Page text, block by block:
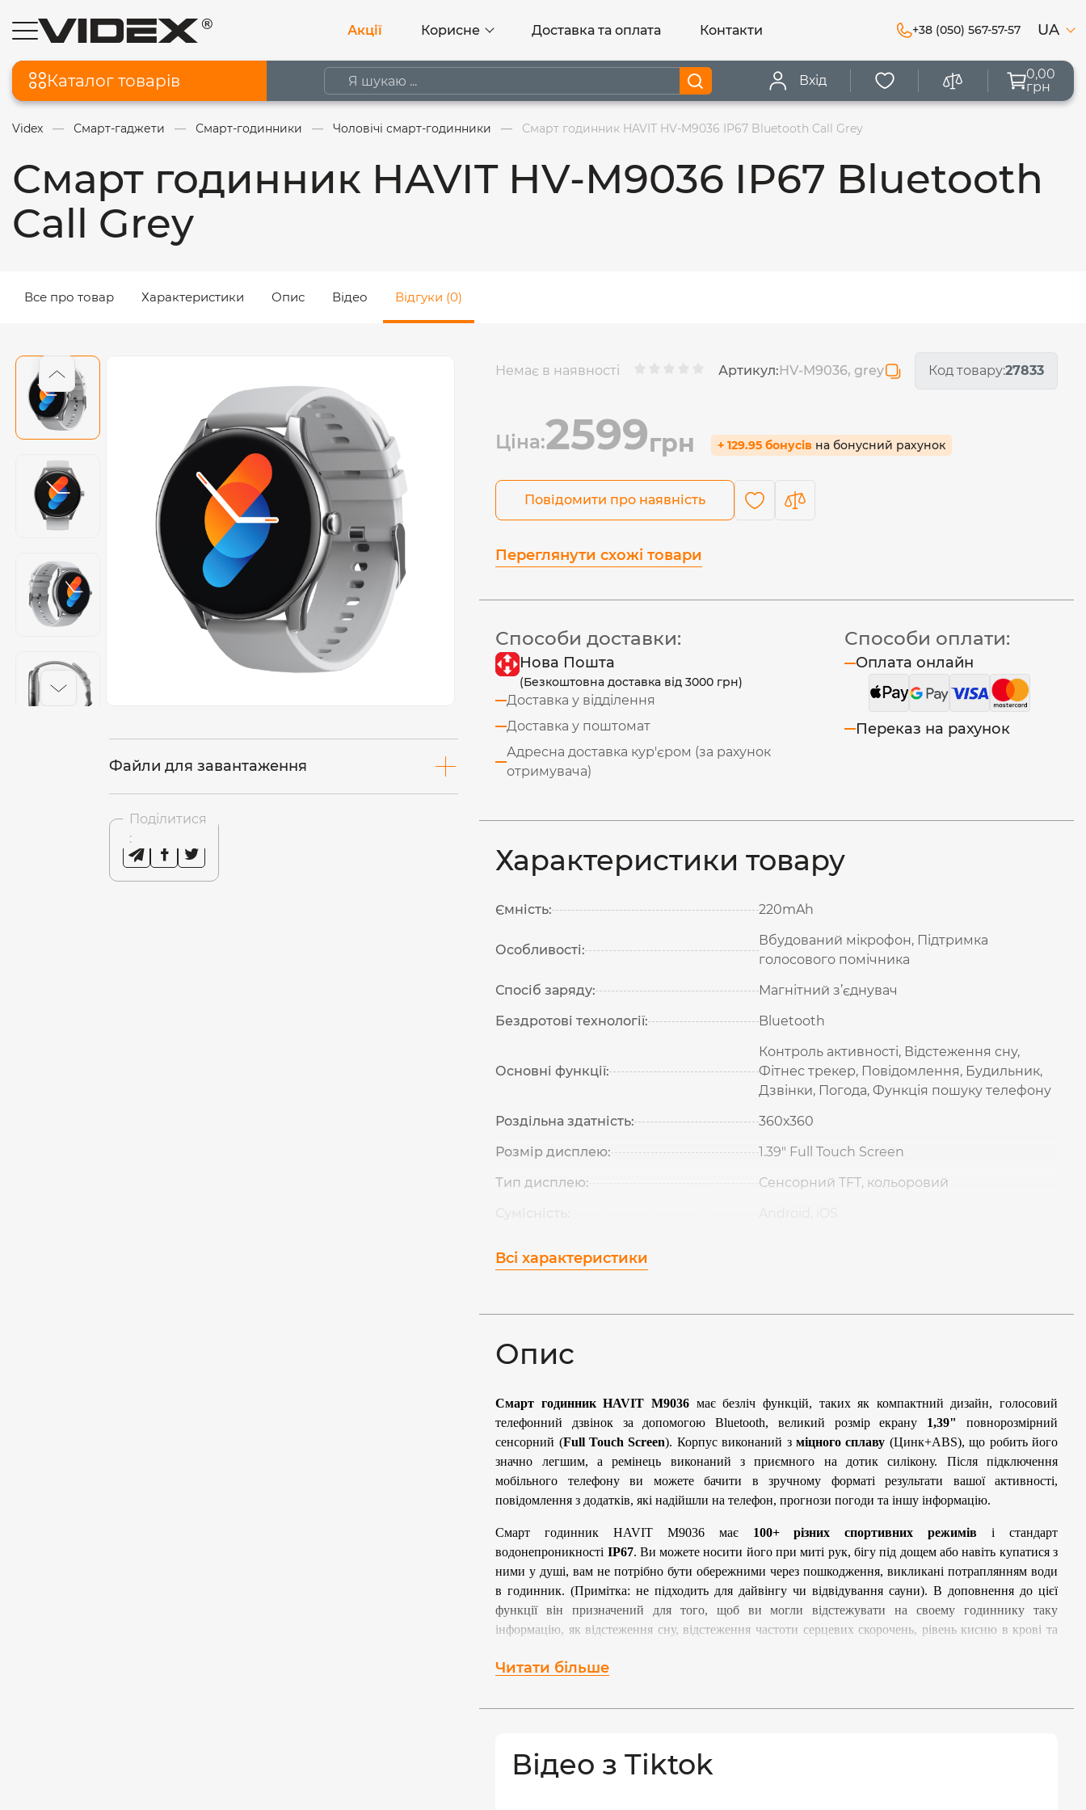
Акції Корисне Доставка та оплата Контакти +38 (050) 567-57-57 UA
Каталог товарів Вхід
0,00
грн
Videx Смарт-гаджети Смарт-годинники Чоловічі смарт-годинники Смарт годинник HAVIT HV-M9036 IP67 Bluetooth Call Grey
Смарт годинник HAVIT HV-M9036 IP67 Bluetooth
Call Grey
Все про товар Характеристики Опис Відео Відгуки (0)
Файли для завантаження
Поділитися
:
Немає в наявності Артикул:HV-M9036, grey Код товару:27833
Ціна:2599грн + 129.95 бонусів на бонусний рахунок
Повідомити про наявність
Переглянути схожі товари
Способи доставки:
Нова Пошта
(Безкоштовна доставка від 3000 грн)
Доставка у відділення
Доставка у поштомат
Адресна доставка кур'єром (за рахунок
отримувача)
Способи оплати:
Оплата онлайн
Переказ на рахунок
Характеристики товару
Ємність: 220mAh
Особливості:
Вбудований мікрофон, Підтримка
голосового помічника
Спосіб заряду:
Магнітний з’єднувач
Бездротові технології:
Bluetooth
Основні функції:
Контроль активності, Відстеження сну,
Фітнес трекер, Повідомлення, Будильник,
Дзвінки, Погода, Функція пошуку телефону
Роздільна здатність:
360х360
Розмір дисплею:
1.39″ Full Touch Screen
Тип дисплею:
Сенсорний TFT, кольоровий
Всі характеристики
Опис
Смарт годинник HAVIT M9036 має безліч функцій, таких як компактний дизайн, голосовий
телефонний дзвінок за допомогою Bluetooth, великий розмір екрану 1,39"
повнорозмірний
сенсорний (Full Touch Screen). Корпус виконаний з міцного сплаву (Цинк+ABS), що робить його
значно легшим, а ремінець виконаний з приємного на дотик силікону. Після підключення
мобільного телефону ви можете бачити в зручному форматі результати вашої активності,
повідомлення з додатків, які надійшли на телефон, прогнози погоди та іншу інформацію.
Смарт годинник HAVIT M9036 має100+ різних спортивних режимів і стандарт
водонепроникності IP67. Ви можете носити його при миті рук, бігу під дощем або навіть купатися з
ними у душі, вам не потрібно бути обережними через пошкодження, викликані потраплянням води
в годинник. (Примітка: не підходить для дайвінгу чи відвідування сауни). В доповнення до цієї
функції він призначений для того, щоб ви могли відстежувати на своему годиннику таку
інформацію, як відстеження сну, відстеження частоти серцевих скорочень, рівень кисню в крові та
активний час. Точніше відслідковуйте кроки, пройдений шлях, спалені калорії, оптимізуйте
тренування завдяки нагадуванням та виявляйте тенденції щодо здоров’я, вдосконалюйтесь та
Читати більше
Відео з Tiktok